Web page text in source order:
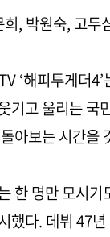
, 박원숙, 고두
‘해피투게더
기고 울리는 국
아보는 시간을
한 명만 모시
했다. 데뷔 47